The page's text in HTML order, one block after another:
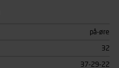
på-øre
32
37-29-22